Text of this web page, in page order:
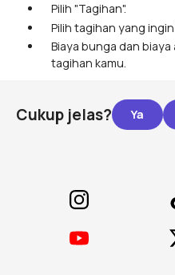
Pilih "Tagihan".
Pilih tagihan yang ingin
Biaya bunga dan
tagihan kamu.
Cukup jelas?